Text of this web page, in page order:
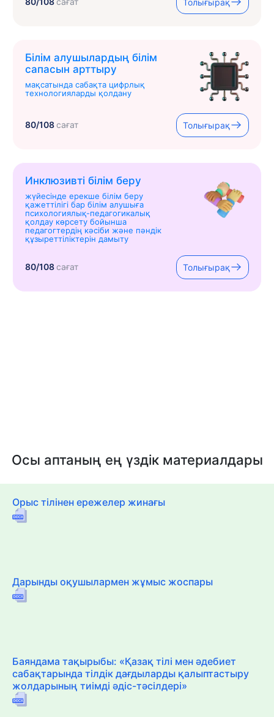
Толығырақ
Білім алушылардың білім
сапасын арттыру
мақсатында сабақта цифрлық
технологияларды қолдану
80/108сағат Толығырақ
Инклюзивті білім беру
жүйесінде ерекше білім беру
қажеттілігі бар білім алушыға
психологиялық-педагогикалық
қолдау көрсету бойынша
педагогтердің кәсіби және пәндік
құзыреттіліктерін дамыту
80/108сағат Толығырақ
Осы аптаның ең үздік материалдары
Орыс тілінен ережелер жинағы
Дарынды оқушылармен жұмыс жоспары
Баяндама тақырыбы: «Қазақ тілі мен әдебиет
сабақтарында тілдік дағдыларды қалыптастыру
жолдарының тиімді әдіс-тәсілдері»